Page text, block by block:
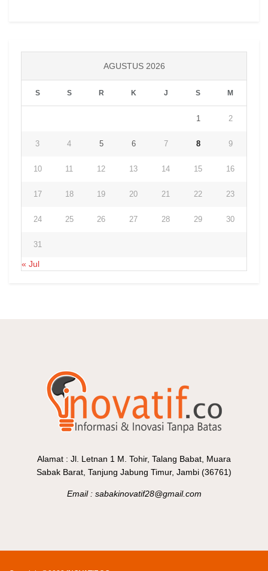
AGUSTUS 2026
S S R K J S M
1 2
3 4 5 6 7 8 9
10 11 12 13 14 15 16
17 18 19 20 21 22 23
24 25 26 27 28 29 30
31
« Jul
Alamat : Jl. Letnan 1 M. Tohir, Talang Babat, Muara
Sabak Barat, Tanjung Jabung Timur, Jambi (36761)
Email : sabakinovatif28@gmail.com